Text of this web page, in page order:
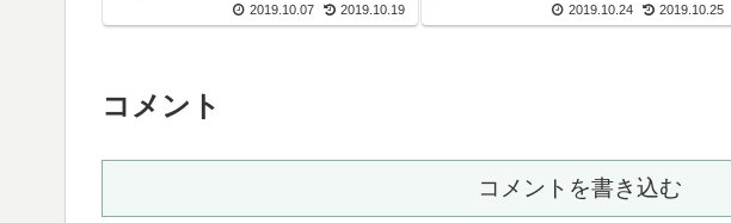
2019.10.07 2019.10.19 2019.10.24 2019.10.25
コメント
コメントを書き込む